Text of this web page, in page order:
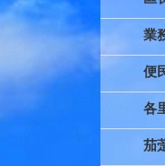
業
便
各
茄